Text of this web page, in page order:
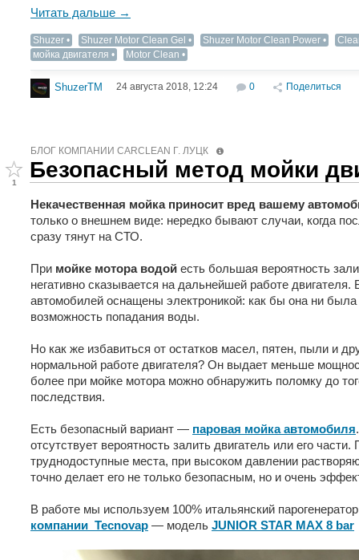
Читать дальше →
Shuzer Shuzer Motor Clean Gel Shuzer Motor Clean Power
мойка двигателя
Motor Clean
ShuzerTM 24 августа 2018, 12:24 0 Поделиться
БЛОГ КОМПАНИИ СARCLEAN Г. ЛУЦК
1
Безопасный метод мойки
Некачественная мойка приносит вред вашему
только о внешнем виде: нередко бывают случаи, когда
сразу тянут на СТО.
При мойке мотора водой есть большая вероятность
негативно сказывается на дальнейшей работе
автомобилей оснащены электроникой: как бы она ни была
возможность попадания воды.
Но как же избавиться от остатков масел, пятен, пыли и
нормальной работе двигателя? Он выдает меньше
более при мойке мотора можно обнаружить поломку до
последствия.
Есть безопасный вариант — паровая мойка автомобиля
отсутствует вероятность залить двигатель или его
труднодоступные места, при высоком давлении
точно делает его не только безопасным, но и очень
В работе мы используем 100% итальянский
компании Tecnovap — модель JUNIOR STAR MAX 8 bar